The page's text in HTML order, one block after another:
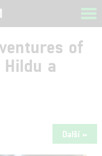
of
a
Další »